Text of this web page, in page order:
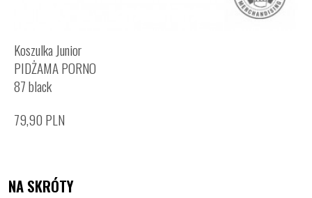
Koszulka Junior
PIDŻAMA PORNO
87 black
79,90 PLN
NA SKRÓTY